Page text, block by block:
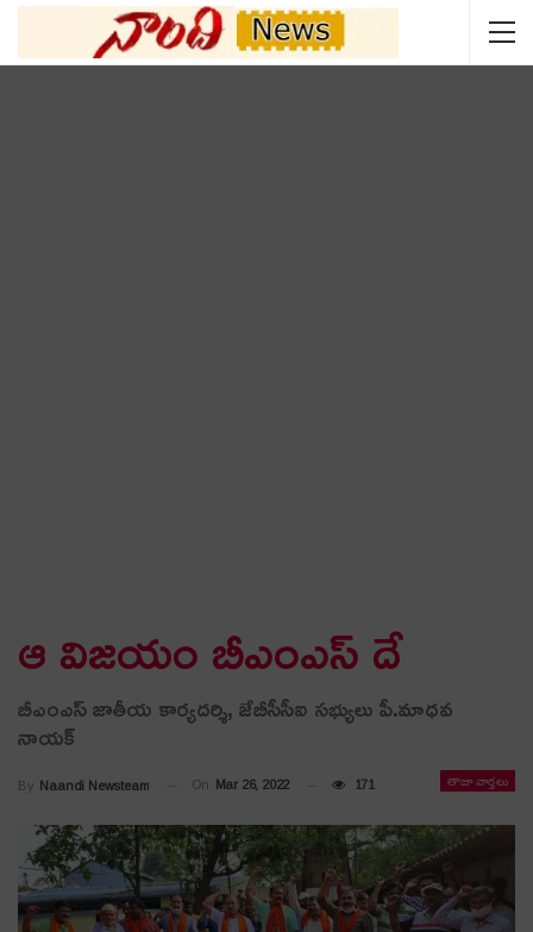
ఆ విజ‌యం బీఎంఎస్ దే
బీఎంఎస్‌ జాతీయ కార్యదర్శి, జేబీసీసీఐ సభ్యులు పీ.మాధవ
నాయక్
తాజా వార్తలు
By Naandi Newsteam On Mar 26, 2022 171